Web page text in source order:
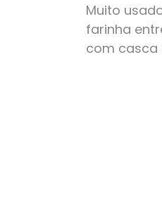
Muito
farinha
com casca